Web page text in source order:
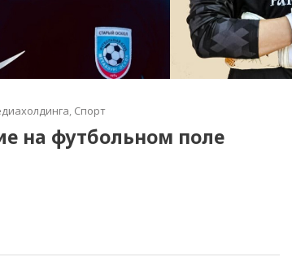
, Спорт
на футбольном поле